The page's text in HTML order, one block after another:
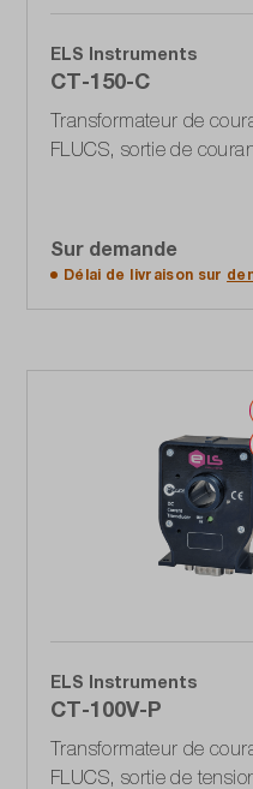
ELS Instruments
CT-150-C
Transformateur de
FLUCS, sortie de
Sur demande
Délai de livraison sur
ELS Instruments
CT-100V-P
Transformateur de
FLUCS, sortie de